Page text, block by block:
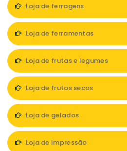
Loja de ferragens
Loja de ferramentas
Loja de frutas e legumes
Loja de frutos secos
Loja de gelados
Loja de Impressão